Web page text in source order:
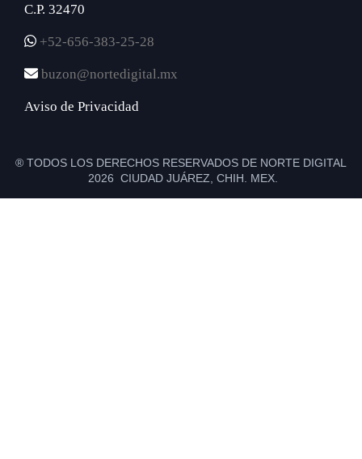
C.P. 32470
+52-656-383-25-28
buzon@nortedigital.mx
Aviso de Privacidad
® TODOS LOS DERECHOS RESERVADOS DE NORTE DIGITAL
2026 CIUDAD JUÁREZ, CHIH. MEX.